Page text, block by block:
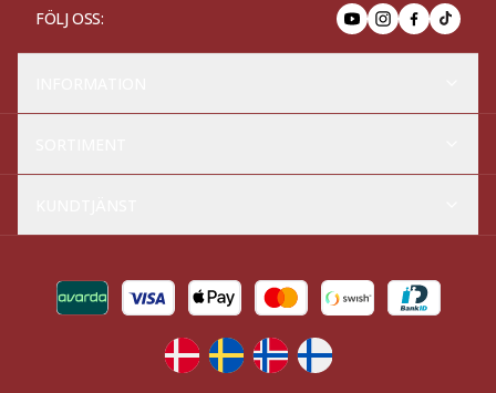
FÖLJ OSS: